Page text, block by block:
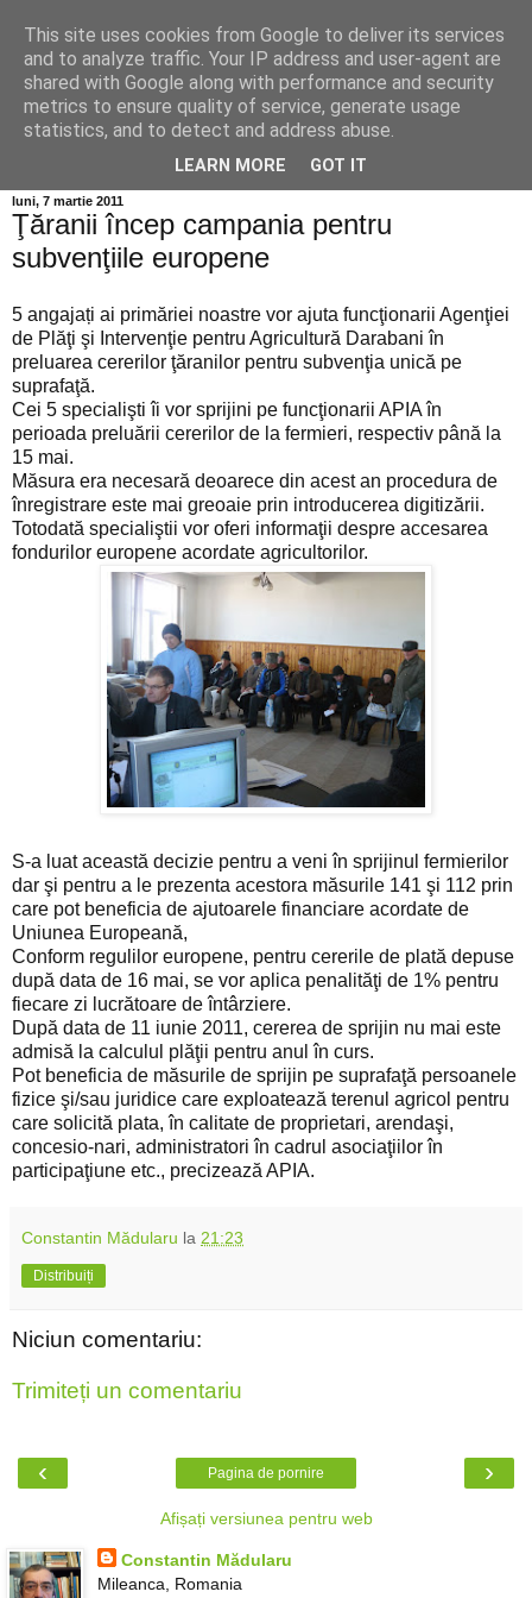
Info MILEANCA
BINE AȚI VENIT! *Jurnal online de informație și opinie;
Vineri 07 August, 2026
luni, 7 martie 2011
Ţăranii încep campania pentru
subvenţiile europene
5 angajați ai primăriei noastre vor ajuta funcţionarii Agenţiei
de Plăţi şi Intervenţie pentru Agricultură Darabani în
preluarea cererilor ţăranilor pentru subvenţia unică pe
suprafaţă.
Cei 5 specialişti îi vor sprijini pe funcţionarii APIA în
perioada preluării cererilor de la fermieri, respectiv până la
15 mai.
Măsura era necesară deoarece din acest an procedura de
înregistrare este mai greoaie prin introducerea digitizării.
Totodată specialiştii vor oferi informaţii despre accesarea
fondurilor europene acordate agricultorilor.
S-a luat această decizie pentru a veni în sprijinul fermierilor
dar şi pentru a le prezenta acestora măsurile 141 şi 112 prin
care pot beneficia de ajutoarele financiare acordate de
Uniunea Europeană,
Conform regulilor europene, pentru cererile de plată depuse
după data de 16 mai, se vor aplica penalităţi de 1% pentru
fiecare zi lucrătoare de întârziere.
După data de 11 iunie 2011, cererea de sprijin nu mai este
admisă la calculul plăţii pentru anul în curs.
Pot beneficia de măsurile de sprijin pe suprafaţă persoanele
fizice şi/sau juridice care exploatează terenul agricol pentru
care solicită plata, în calitate de proprietari, arendaşi,
concesio-nari, administratori în cadrul asociaţiilor în
participaţiune etc., precizează APIA.
Constantin Mădularu la 21:23
Distribuiți
Niciun comentariu:
Trimiteți un comentariu
‹ ›
Pagina de pornire
Afișați versiunea pentru web
Constantin Mădularu
Mileanca, Romania
This site uses cookies from Google to deliver its services
and to analyze traffic. Your IP address and user-agent are
shared with Google along with performance and security
metrics to ensure quality of service, generate usage
statistics, and to detect and address abuse.
LEARN MORE GOT IT